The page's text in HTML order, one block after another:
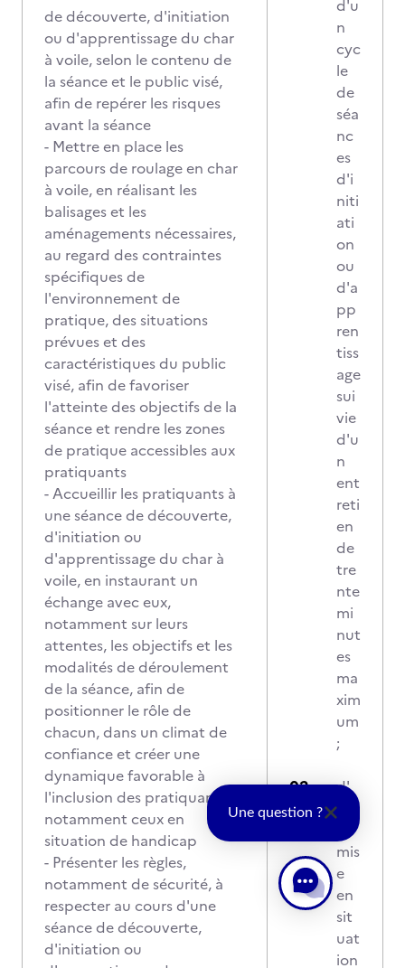
de découverte, d'initiation
ou d'apprentissage du char
à voile, selon le contenu de
la séance et le public visé,
afin de repérer les risques
avant la séance
- Mettre en place les
parcours de roulage en char
à voile, en réalisant les
balisages et les
aménagements nécessaires,
au regard des contraintes
spécifiques de
l'environnement de
pratique, des situations
prévues et des
caractéristiques du public
visé, afin de favoriser
l'atteinte des objectifs de la
séance et rendre les zones
de pratique accessibles aux
pratiquants
- Accueillir les pratiquants à
une séance de découverte,
d'initiation ou
d'apprentissage du char à
voile, en instaurant un
échange avec eux,
notamment sur leurs
attentes, les objectifs et les
modalités de déroulement
de la séance, afin de
positionner le rôle de
chacun, dans un climat de
confiance et créer une
dynamique favorable à
l'inclusion des pratiquants,
notamment ceux en
situation de handicap
- Présenter les règles,
notamment de sécurité, à
respecter au cours d'une
séance de découverte,
d'initiation ou
d'u
n
cyc
le
de
séa
nc
es
d'i
niti
ati
on
ou
d'a
pp
ren
tiss
age
sui
vie
d'u
n
ent
reti
en
de
tre
nte
mi
nut
es
ma
xim
um
;
d'
un
mis
e
en
sit
uat
ion
Une question ?